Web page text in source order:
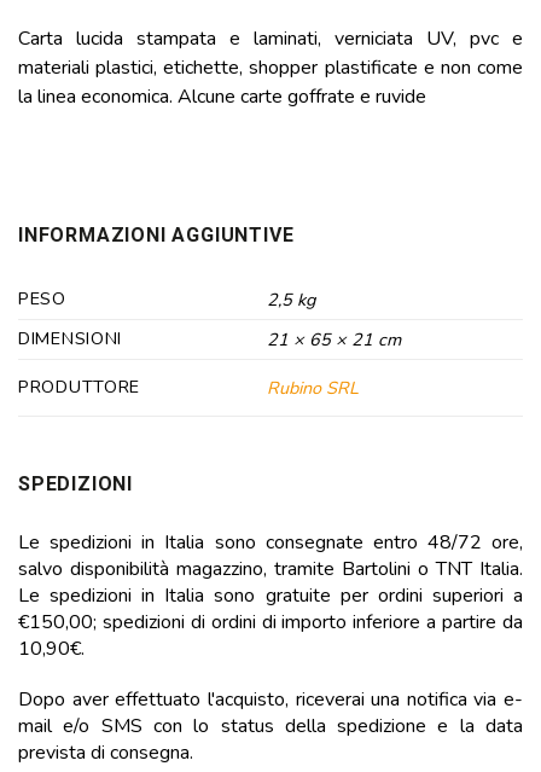
Carta lucida stampata e laminati, verniciata UV, pvc e
materiali plastici, etichette, shopper plastificate e non come
la linea economica. Alcune carte goffrate e ruvide
INFORMAZIONI AGGIUNTIVE
PESO
2,5 kg
DIMENSIONI
21 × 65 × 21 cm
PRODUTTORE
Rubino SRL
SPEDIZIONI
Le spedizioni in Italia sono consegnate entro 48/72 ore,
salvo disponibilità magazzino, tramite Bartolini o TNT Italia.
Le spedizioni in Italia sono gratuite per ordini superiori a
€150,00; spedizioni di ordini di importo inferiore a partire da
10,90€.
Dopo aver effettuato l'acquisto, riceverai una notifica via e-
mail e/o SMS con lo status della spedizione e la data
prevista di consegna.